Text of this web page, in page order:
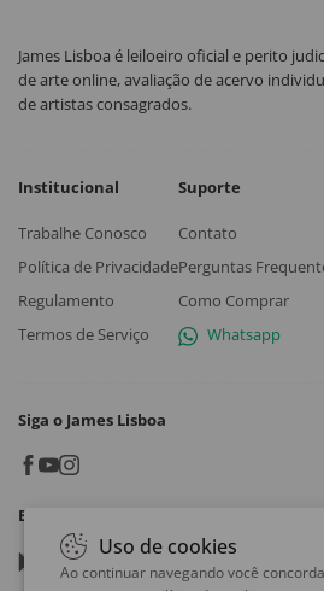
James Lisboa é leiloeiro oficial e perito
de arte online, avaliação de acervo
de artistas consagrados.
Institucional
Trabalhe Conosco
Política de Privacidade
Regulamento
Termos de Serviço
Suporte
Contato
Perguntas
Como Comprar
Whatsapp
Siga o James Lisboa
Baixe o App
Google play
Uso de cookies
Ao continuar navegando você concorda